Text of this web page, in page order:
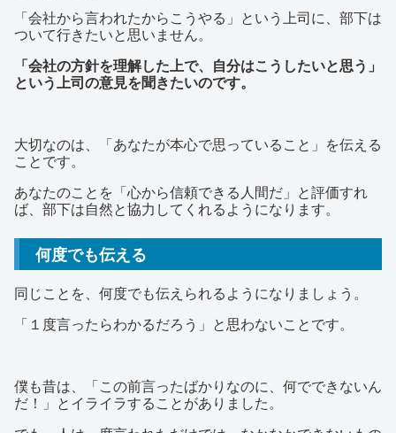
「会社から言われたからこうやる」という上司に、部下は
ついて行きたいと思いません。
「会社の方針を理解した上で、自分はこうしたいと思う」
という上司の意見を聞きたいのです。
大切なのは、「あなたが本心で思っていること」を伝える
ことです。
あなたのことを「心から信頼できる人間だ」と評価すれ
ば、部下は自然と協力してくれるようになります。
何度でも伝える
同じことを、何度でも伝えられるようになりましょう。
「１度言ったらわかるだろう」と思わないことです。
僕も昔は、「この前言ったばかりなのに、何でできないん
だ！」とイライラすることがありました。